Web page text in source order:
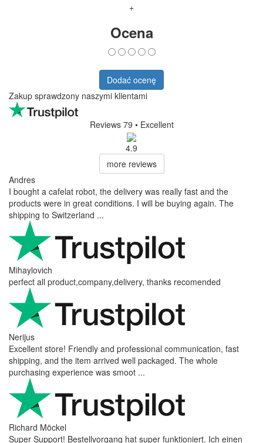
+
Ocena
Dodać ocenę
Zakup sprawdzony naszymi klientami
Reviews 79 • Excellent
4.9
more reviews
Andres
I bought a cafelat robot, the delivery was really fast and the
products were in great conditions. I will be buying again. The
shipping to Switzerland ...
Mihaylovich
perfect all product,company,delivery, thanks recomended
Nerijus
Excellent store! Friendly and professional communication, fast
shipping, and the item arrived well packaged. The whole
purchasing experience was smoot ...
Richard Möckel
Super Support! Bestellvorgang hat super funktioniert. Ich einen